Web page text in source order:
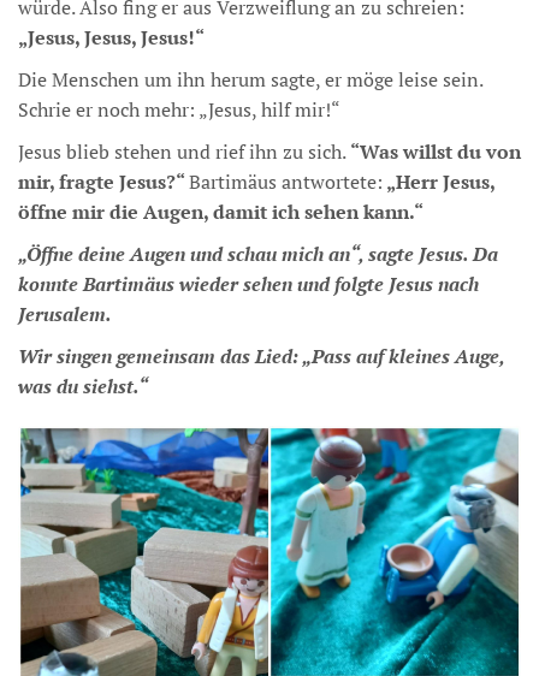
würde. Also fing er aus Verzweiflung an zu schreien:
„Jesus, Jesus, Jesus!“
Die Menschen um ihn herum sagte, er möge leise sein.
Schrie er noch mehr: „Jesus, hilf mir!“
Jesus blieb stehen und rief ihn zu sich.“Was willst du von
mir, fragte Jesus?“Bartimäus antwortete: „Herr Jesus,
öffne mir die Augen, damit ich sehen kann.“
„Öffne deine Augen und schau mich an“, sagte Jesus. Da
konnte Bartimäus wieder sehen und folgte Jesus nach
Jerusalem.
Wir singen gemeinsam das Lied: „Pass auf kleines Auge,
was du siehst.“